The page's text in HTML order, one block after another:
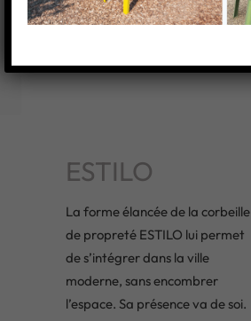
ESTILO
La forme élancée de la corbeille
de propreté ESTILO lui permet
de s’intégrer dans la ville
moderne, sans encombrer
l’espace. Sa présence va de soi.